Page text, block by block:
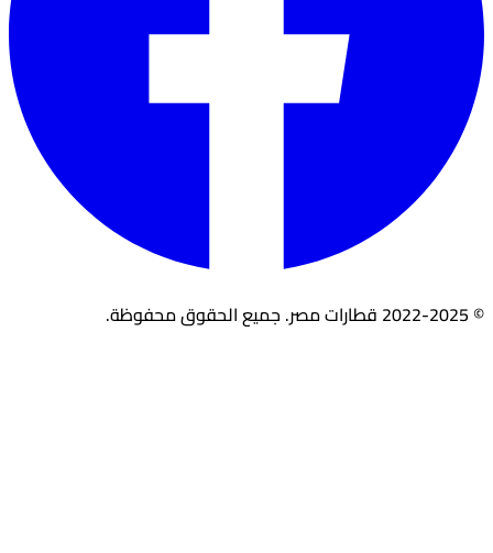
© 2022-2025 قطارات مصر. جميع الحقوق محفوظة.